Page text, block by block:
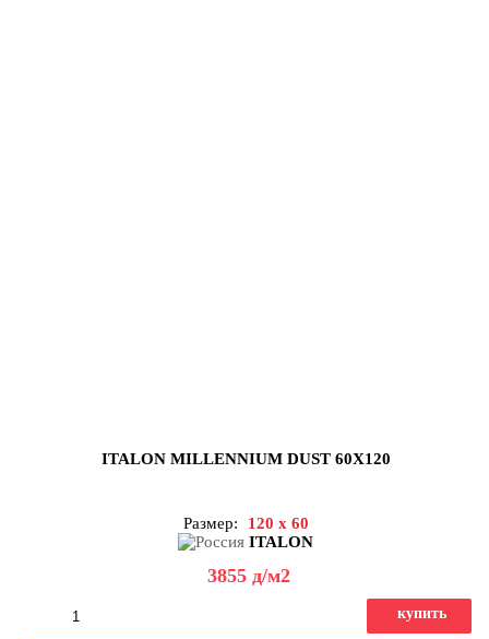
ITALON MILLENNIUM DUST 60X120
Размер:
120 x 60
ITALON
3855 д/м2
купить